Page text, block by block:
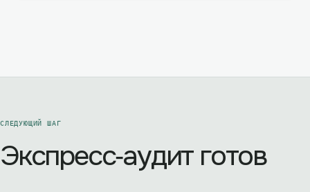
СЛЕДУЮЩИЙ ШАГ
Экспресс‑аудит готов